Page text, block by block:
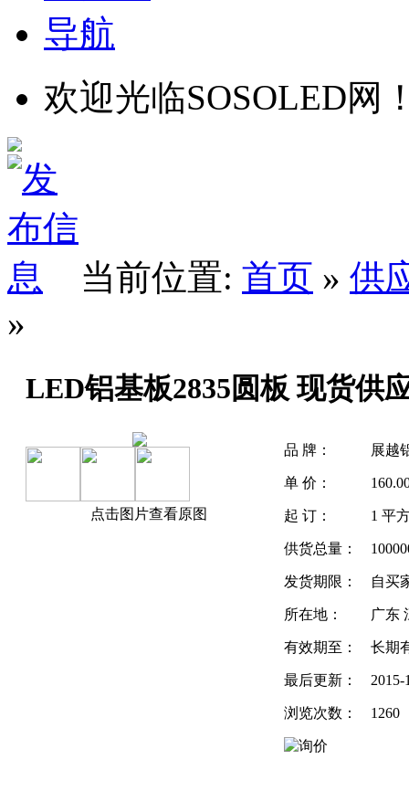
导航
欢迎光临SOSOLED网
当前位置: 首页 » 供
»
LED铝基板2835圆板 现货供
点击图片查看原图
品 牌： 展越
单 价：
起 订： 1 平
供货总量：
发货期限： 自买
所在地： 广东
有效期至： 长期
最后更新： 2015-
浏览次数： 1260